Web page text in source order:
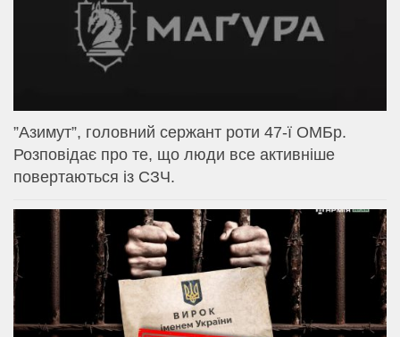
⁨”Азимут”, головний сержант роти 47-ї ОМБр.
Розповідає про те, що люди все активніше
повертаються із СЗЧ.